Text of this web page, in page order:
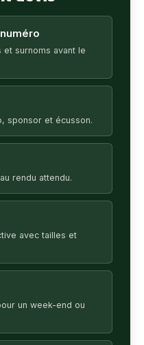
surnoms avant le
sponsor et écusson.
rendu attendu.
avec tailles et
un week-end ou